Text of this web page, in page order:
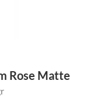
Rose Matte